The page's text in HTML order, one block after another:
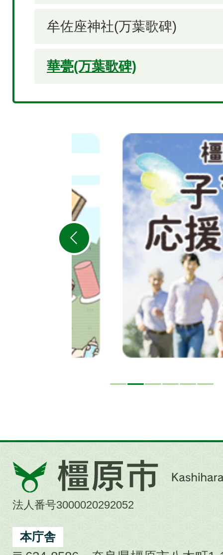
牟佐座神社(万葉歌碑)
華甍(万葉歌碑)
目
の
ス
ラ
イ
ド
橿
原
市
City
法人番号3000020292052
本庁舎